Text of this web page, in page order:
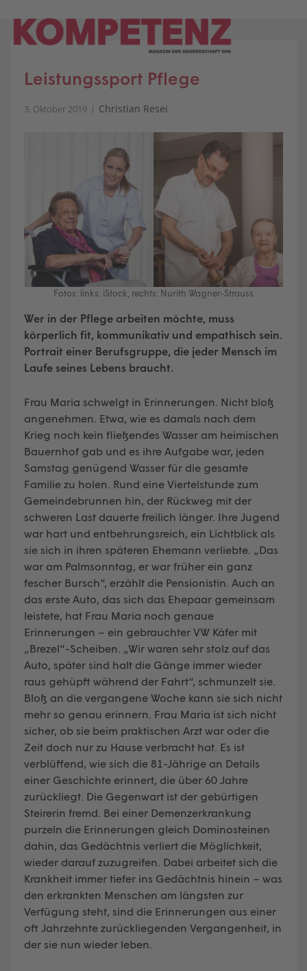
content
Leistungssport Pflege
3. Oktober 2019 Christian Resei
Fotos: links: iStock, rechts: Nurith Wagner-Strauss
Wer in der Pflege arbeiten möchte, muss
körperlich fit, kommunikativ und empathisch sein.
Portrait einer Berufsgruppe, die jeder Mensch im
Laufe seines Lebens braucht.
Frau Maria schwelgt in Erinnerungen. Nicht bloß
angenehmen. Etwa, wie es damals nach dem
Krieg noch kein fließendes Wasser am heimischen
Bauernhof gab und es ihre Aufgabe war, jeden
Samstag genügend Wasser für die gesamte
Familie zu holen. Rund eine Viertelstunde zum
Gemeindebrunnen hin, der Rückweg mit der
schweren Last dauerte freilich länger. Ihre Jugend
war hart und entbehrungsreich, ein Lichtblick als
sie sich in ihren späteren Ehemann verliebte. „Das
war am Palmsonntag, er war früher ein ganz
fescher Bursch“, erzählt die Pensionistin. Auch an
das erste Auto, das sich das Ehepaar gemeinsam
leistete, hat Frau Maria noch genaue
Erinnerungen – ein gebrauchter VW Käfer mit
„Brezel“-Scheiben. „Wir waren sehr stolz auf das
Auto, später sind halt die Gänge immer wieder
raus gehüpft während der Fahrt“, schmunzelt sie.
Bloß an die vergangene Woche kann sie sich nicht
mehr so genau erinnern. Frau Maria ist sich nicht
sicher, ob sie beim praktischen Arzt war oder die
Zeit doch nur zu Hause verbracht hat. Es ist
verblüffend, wie sich die 81-Jährige an Details
einer Geschichte erinnert, die über 60 Jahre
zurückliegt. Die Gegenwart ist der gebürtigen
Steirerin fremd. Bei einer Demenzerkrankung
purzeln die Erinnerungen gleich Dominosteinen
dahin, das Gedächtnis verliert die Möglichkeit,
wieder darauf zuzugreifen. Dabei arbeitet sich die
Krankheit immer tiefer ins Gedächtnis hinein – was
den erkrankten Menschen am längsten zur
Verfügung steht, sind die Erinnerungen aus einer
oft Jahrzehnte zurückliegenden Vergangenheit, in
der sie nun wieder leben.